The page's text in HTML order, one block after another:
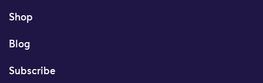
Shop
Blog
Subscribe